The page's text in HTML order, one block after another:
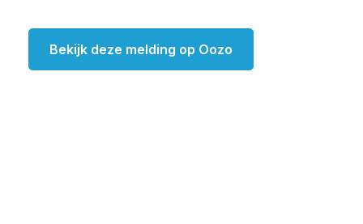
Bekijk deze melding op Oozo